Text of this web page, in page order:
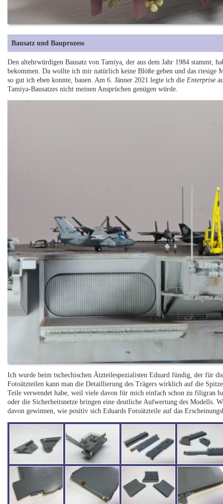
Bausatz und Bauprozess
Den altehrwürdigen Bausatz von Tamiya, der aus dem Jahr 1984 stammt,
bekommen. Da wollte ich mir natürlich keine Blöße geben und das
so gut ich eben konnte, bauen. Am 6. Jänner 2021 legte ich dieEnterprise
Tamiya-Bausatzes nicht meinen Ansprüchen genügen würde.
Ich wurde beim tschechischen Ätzteilespezialisten Eduard fündig, der für
Fotoätzteilen kann man die Detaillierung des Trägers wirklich auf die
Teile verwendet habe, weil viele davon für mich einfach schon zu filigran
oder die Sicherheitsnetze bringen eine deutliche Aufwertung des Modells.
davon gewinnen, wie positiv sich Eduards Fotoätzteile auf das